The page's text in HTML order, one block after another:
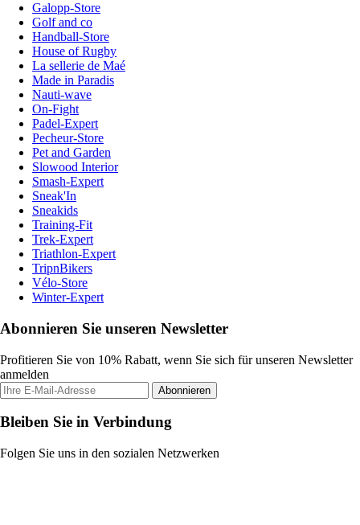
Galopp-Store
Golf and co
Handball-Store
House of Rugby
La sellerie de Maé
Made in Paradis
Nauti-wave
On-Fight
Padel-Expert
Pecheur-Store
Pet and Garden
Slowood Interior
Smash-Expert
Sneak'In
Sneakids
Training-Fit
Trek-Expert
Triathlon-Expert
TripnBikers
Vélo-Store
Winter-Expert
Abonnieren Sie unseren Newsletter
Profitieren Sie von 10% Rabatt, wenn Sie sich für unseren Newsletter
anmelden
Abonnieren
Bleiben Sie in Verbindung
Folgen Sie uns in den sozialen Netzwerken